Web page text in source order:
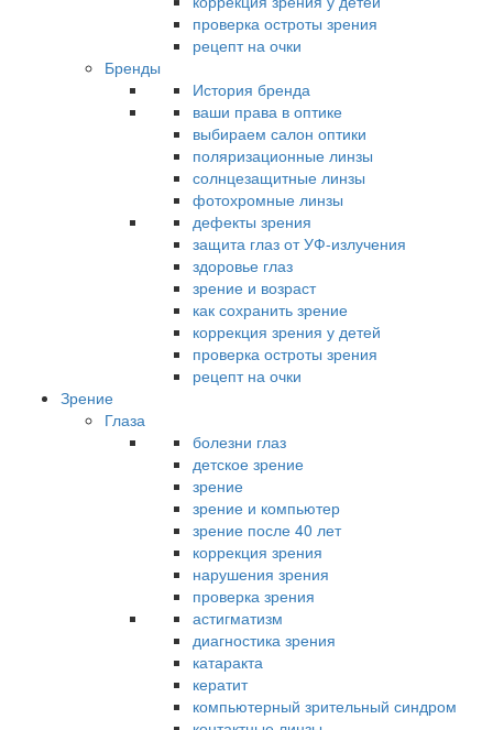
проверка остроты зрения
рецепт на очки
Бренды
История бренда
ваши права в оптике
выбираем салон оптики
поляризационные линзы
солнцезащитные линзы
фотохромные линзы
дефекты зрения
защита глаз от УФ-излучения
здоровье глаз
зрение и возраст
как сохранить зрение
коррекция зрения у детей
проверка остроты зрения
рецепт на очки
Зрение
Глаза
болезни глаз
детское зрение
зрение
зрение и компьютер
зрение после 40 лет
коррекция зрения
нарушения зрения
проверка зрения
астигматизм
диагностика зрения
катаракта
кератит
компьютерный зрительный синдром